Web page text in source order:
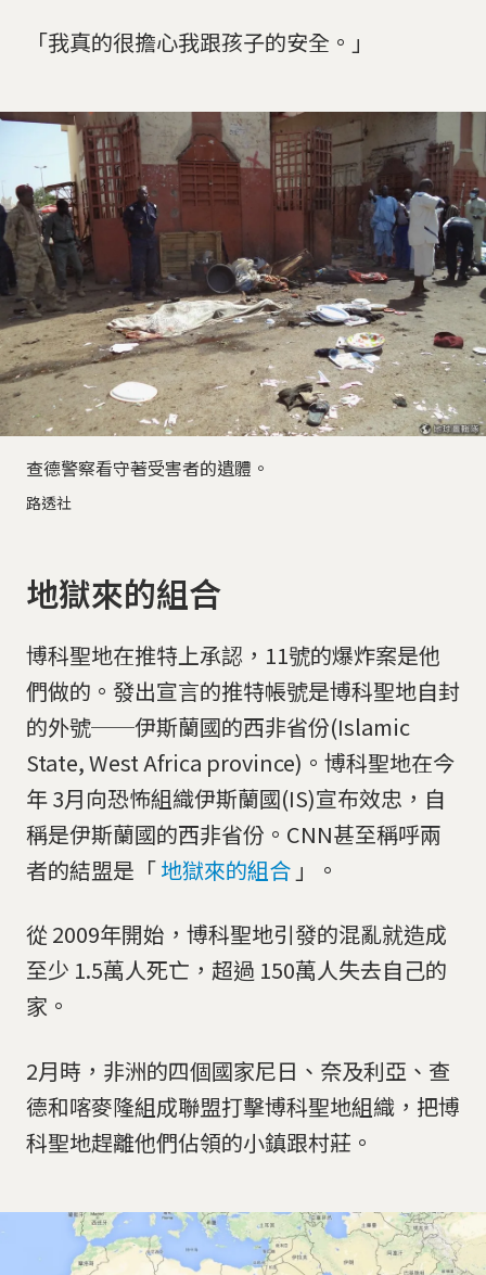
「我真的很擔心我跟孩子的安全。」
查德警察看守著受害者的遺體。
路透社
地獄來的組合
博科聖地在推特上承認，11號的爆炸案是他
們做的。發出宣言的推特帳號是博科聖地自封
的外號──伊斯蘭國的西非省份(Islamic
State, West Africa province)。博科聖地在今
年 3月向恐怖組織伊斯蘭國(IS)宣布效忠，自
稱是伊斯蘭國的西非省份。CNN甚至稱呼兩
者的結盟是「地獄來的組合 」。
從 2009年開始，博科聖地引發的混亂就造成
至少 1.5萬人死亡，超過 150萬人失去自己的
家。
2月時，非洲的四個國家尼日、奈及利亞、查
德和喀麥隆組成聯盟打擊博科聖地組織，把博
科聖地趕離他們佔領的小鎮跟村莊。